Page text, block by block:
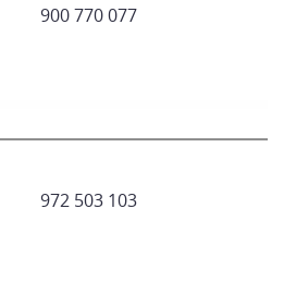
900 770 077
972 503 103